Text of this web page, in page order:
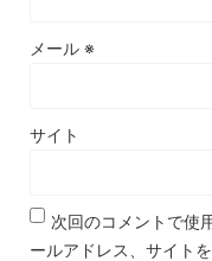
メール ※
サイト
次回のコメントで使
ールアドレス、サイトを